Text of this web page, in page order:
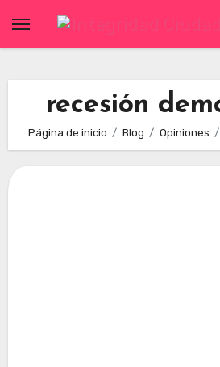
recesión
Página de inicio Blog Opiniones